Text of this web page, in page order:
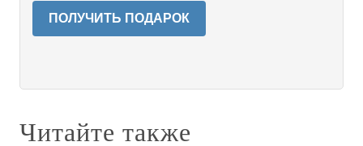
ПОЛУЧИТЬ ПОДАРОК
Читайте также